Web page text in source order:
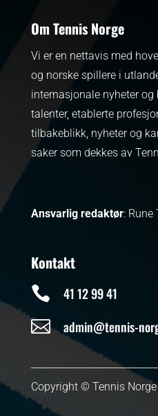
Om Tennis Norge
Vi er en nettavis med
og norske spillere i
internasjonale nyheter og
talenter, etablerte
tilbakeblikk, nyheter og
saker som dekkes av
Ansvarlig redaktør: Rune
Kontakt
 41 12 99 41
 admin@tennis-
Copyright © Tennis Norge